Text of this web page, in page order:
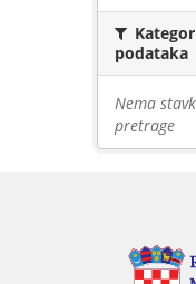
podataka
Nema
pretrage